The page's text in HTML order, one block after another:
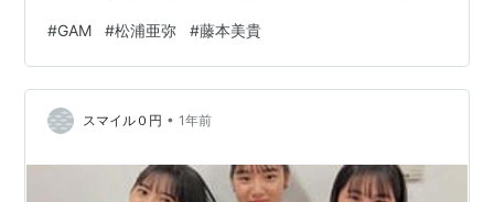
応援よろしくお願いします！#モーニング娘25
#morningmusume25… pic.twitter.com/BAKIv8GzO1 —
モーニング娘。'25 (@MorningMusumeMg) April 13,
2025 #ヨエロスン /…
#GAM #松浦亜弥 #藤本美貴
スマイル０円 • 1年前